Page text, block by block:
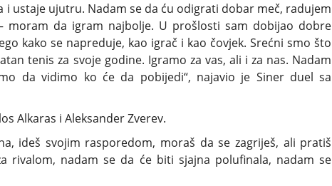
i ustaje ujutru. Nadam se da ću odigrati dobar meč, radujem
moram da igram najbolje. U prošlosti sam dobijao dobre
kako se napreduje, kao igrač i kao čovjek. Srećni smo što
tenis za svoje godine. Igramo za vas, ali i za nas. Nadam
da vidimo ko će da pobijedi“, najavio je Siner duel sa
Alkaras i Aleksander Zverev.
ideš svojim rasporedom, moraš da se zagriješ, ali pratiš
rivalom, nadam se da će biti sjajna polufinala, nadam se